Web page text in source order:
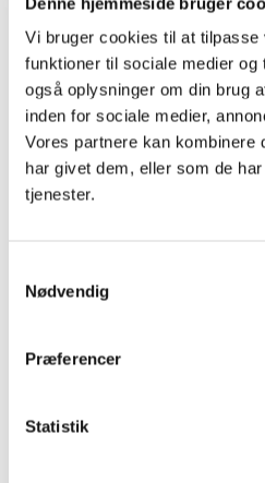
Vi bruger cookies til at
funktioner til sociale medier
også oplysninger om din brug
inden for sociale medier,
Vores partnere kan kombinere
har givet dem, eller som de
tjenester.
Nødvendig
Præferencer
Statistik